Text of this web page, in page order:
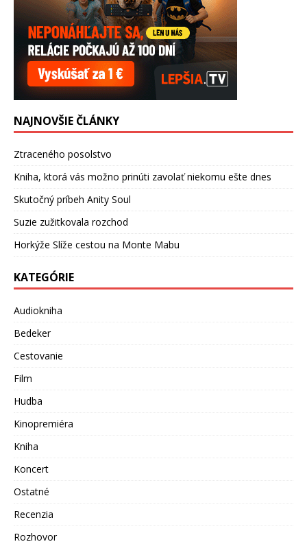
NAJNOVŠIE ČLÁNKY
Ztraceného posolstvo
Kniha, ktorá vás možno prinúti zavolať niekomu ešte dnes
Skutočný príbeh Anity Soul
Suzie zužitkovala rozchod
Horkýže Slíže cestou na Monte Mabu
KATEGÓRIE
Audiokniha
Bedeker
Cestovanie
Film
Hudba
Kinopremiéra
Kniha
Koncert
Ostatné
Recenzia
Rozhovor